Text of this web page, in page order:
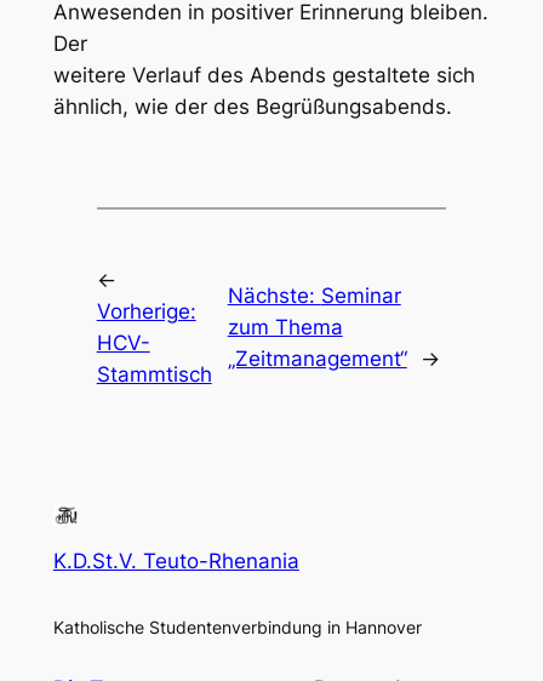
Anwesenden in positiver Erinnerung bleiben.
Der
weitere Verlauf des Abends gestaltete sich
ähnlich, wie der des Begrüßungsabends.
←
Vorherige:
HCV-
Stammtisch
Nächste: Seminar
zum Thema
„Zeitmanagement“
→
K.D.St.V. Teuto-Rhenania
Katholische Studentenverbindung in Hannover